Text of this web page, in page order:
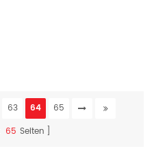
63 64
65
65 Seiten